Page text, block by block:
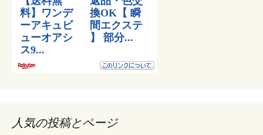
人気の投稿とページ